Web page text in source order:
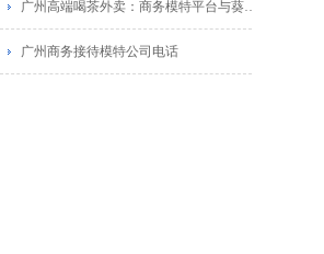
广州高端喝茶外卖：商务模特平台与葵花蒲点网广告推荐
广州商务接待模特公司电话